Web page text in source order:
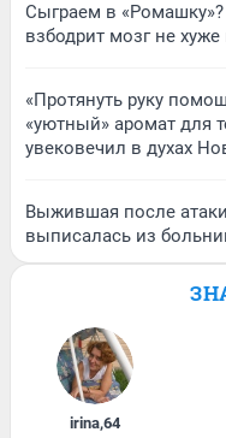
Сыграем в
взбодрит мозг не
«Протянуть руку
«уютный» аромат для
увековечил в духах
Выжившая после
выписалась из
irina,64